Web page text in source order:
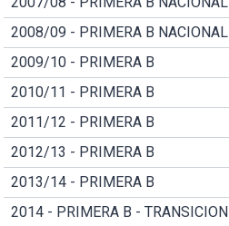
2008/09 - PRIMERA B NACIONAL
2009/10 - PRIMERA B
2010/11 - PRIMERA B
2011/12 - PRIMERA B
2012/13 - PRIMERA B
2013/14 - PRIMERA B
2014 - PRIMERA B - TRANSICION